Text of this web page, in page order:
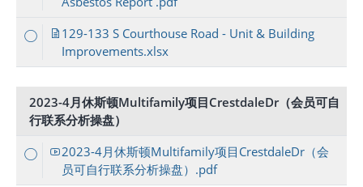
129-133 S Courthouse Road - Unit & Building
Improvements.xlsx
2023-4月休斯顿Multifamily项目CrestdaleDr（会员可自
行联系分析操盘）
2023-4月休斯顿Multifamily项目CrestdaleDr（会
员可自行联系分析操盘）.pdf